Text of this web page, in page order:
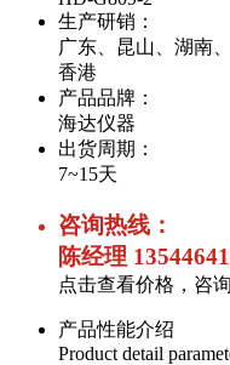
生产研销：
广东、昆山、湖南
香港
产品品牌：
海达仪器
出货周期：
7~15天
咨询热线：
陈经理
点击查看价格，咨
产品性能介绍
Product detail